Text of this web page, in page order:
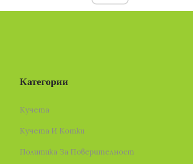
Категории
Кучета
Кучета И Котки
Политика За Поверителност